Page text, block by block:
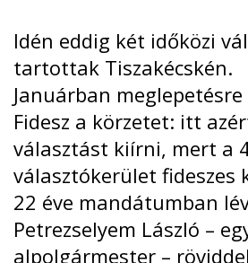
Idén eddig két időközi
tartottak Tiszakécskén.
Januárban meglepetésre
Fidesz a körzetet: itt
választást kiírni, mert a
választókerület fideszes
22 éve mandátumban
Petrezselyem László –
alpolgármester –